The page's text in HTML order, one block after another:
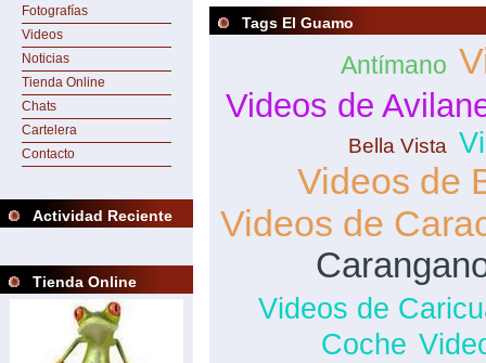
Fotografías
Videos
Noticias
Tienda Online
Chats
Cartelera
Contacto
Actividad Reciente
Tienda Online
Tags El Guamo
Antímano
Videos de
Bella Vista
Videos de
Videos de
Videos de
Coche